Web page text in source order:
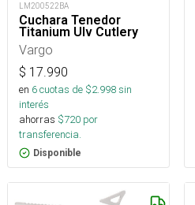
LM200522BA
Cuchara Tenedor
Titanium Ulv Cutlery
Vargo
$ 17.990
en 6cuotas de $2.998sin
interés
ahorras $720 por
transferencia.
Disponible